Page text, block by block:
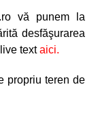
vă punem la
desfăşurarea
text aici.
propriu teren de